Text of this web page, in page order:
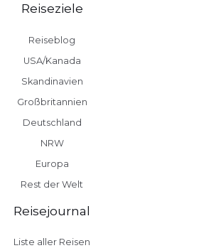
Reiseziele
Reiseblog
USA/Kanada
Skandinavien
Großbritannien
Deutschland
NRW
Europa
Rest der Welt
Reisejournal
Liste aller Reisen